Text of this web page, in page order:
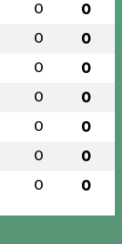
0 0
0 0
0 0
0 0
0 0
0 0
0 0